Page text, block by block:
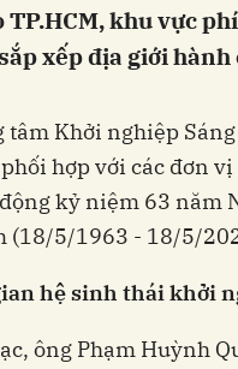
khu vực
xếp địa giới
tâm Khởi nghiệp
hợp với các đơn vị
kỷ niệm 63 năm
(18/5/1963 - 18/5/
hệ sinh thái khởi
ông Phạm Huỳnh